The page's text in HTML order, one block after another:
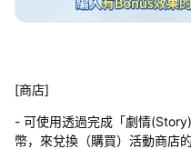
[商店]
- 可使用透過完成「劇情
幣，來兌換（購買）活動商店的